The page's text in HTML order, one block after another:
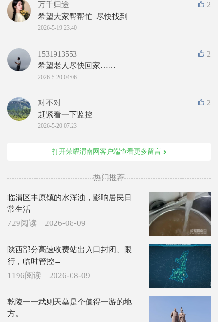
2
万千归途
希望大家帮帮忙  尽快找到
2026-5-19 23:40
2
1531913553
希望老人尽快回家……
2026-5-20 04:06
2
对不对
赶紧看一下监控
2026-5-20 07:23
打开荣耀渭南网客户端查看更多留言
热门推荐
临渭区丰原镇的水浑浊，影响居民日
常生活
729阅读 2026-08-09
陕西部分高速收费站出入口封闭、限
行，临时管控→
1196阅读 2026-08-09
乾陵一一武则天墓是个值得一游的地
方。